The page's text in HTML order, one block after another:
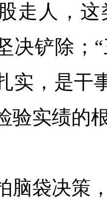
走人，
决铲除；
实，是干
验实绩的
袋决策，